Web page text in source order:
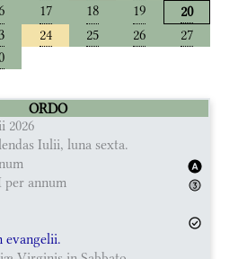
17 18 19
20
24 25 26
27
ORDO
2026
Iulii, luna sexta.
per annum
evangelii.